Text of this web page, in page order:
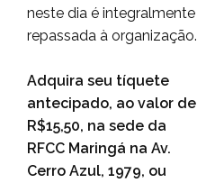
neste dia é integralmente
repassada à organização.
Adquira seu tíquete
antecipado, ao valor de
R$15,50, na sede da
RFCC Maringá na Av.
Cerro Azul, 1979, ou